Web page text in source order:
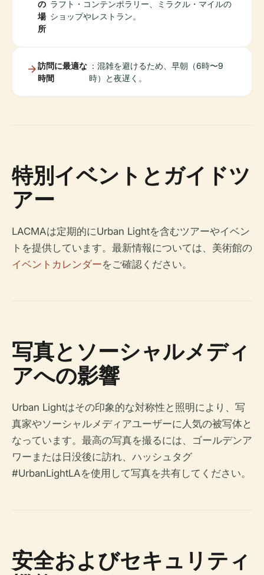
の
場
所
ラフト・コンテンポラリー、ミラクル・マイルの
ショップやレストラン。
訪問に最適な
時間
：混雑を避けるため、早朝（6時〜9
時）と夜遅く。
特別イベントとガイドツ
アー
LACMAは定期的にUrban Lightを含むツアーやイベン
トを提供しています。最新情報については、美術館の
イベントカレンダーをご確認ください。
写真とソーシャルメディ
アへの影響
Urban Lightはその印象的な対称性と照明により、写
真家やソーシャルメディアユーザーに人気の被写体と
なっています。最高の写真を撮るには、ゴールデンア
ワーまたは日没後に訪れ、ハッシュタグ
#UrbanLightLAを使用して写真を共有してください。
安全およびセキュリティ